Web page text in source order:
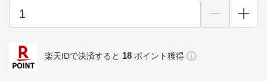
楽天IDで決済すると 18 ポイント獲得